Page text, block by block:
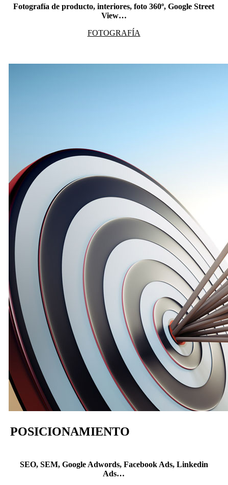
Fotografía de producto, interiores, foto 360º, Google Street
View…
FOTOGRAFÍA
POSICIONAMIENTO
SEO, SEM, Google Adwords, Facebook Ads, Linkedin
Ads…